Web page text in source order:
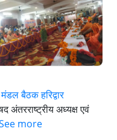
मंडल बैठक हरिद्वार
अंतरराष्ट्रीय अध्यक्ष एवं
more